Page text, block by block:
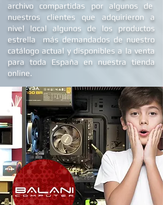
archivo compartidas por algunos de
nuestros clientes que adquirieron a
nivel local algunos de los productos
estrella más demandados de nuestro
catálogo actual y disponibles a la venta
para toda España en nuestra tienda
online.